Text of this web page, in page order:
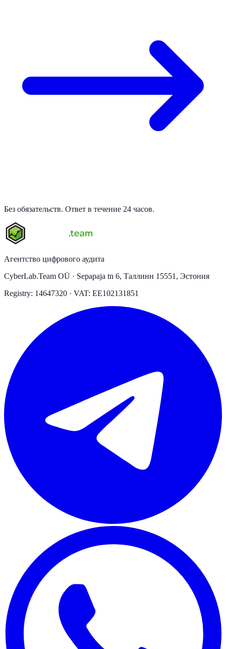
Без обязательств. Ответ в течение 24 часов.
Агентство цифрового аудита
CyberLab.Team OÜ · Sepapaja tn 6, Таллинн 15551, Эстония
Registry: 14647320 · VAT: EE102131851